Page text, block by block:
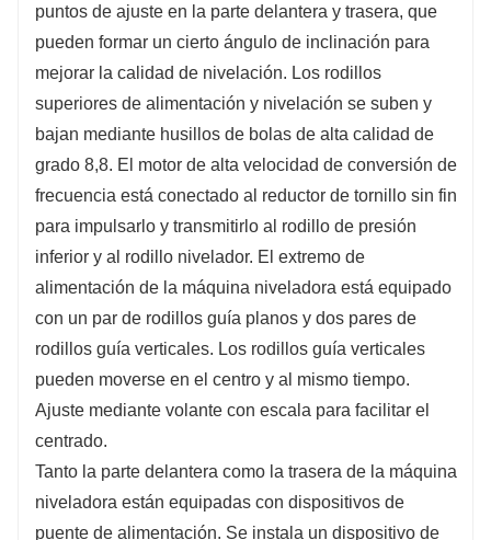
puntos de ajuste en la parte delantera y trasera, que
pueden formar un cierto ángulo de inclinación para
mejorar la calidad de nivelación. Los rodillos
superiores de alimentación y nivelación se suben y
bajan mediante husillos de bolas de alta calidad de
grado 8,8. El motor de alta velocidad de conversión de
frecuencia está conectado al reductor de tornillo sin fin
para impulsarlo y transmitirlo al rodillo de presión
inferior y al rodillo nivelador. El extremo de
alimentación de la máquina niveladora está equipado
con un par de rodillos guía planos y dos pares de
rodillos guía verticales. Los rodillos guía verticales
pueden moverse en el centro y al mismo tiempo.
Ajuste mediante volante con escala para facilitar el
centrado.
Tanto la parte delantera como la trasera de la máquina
niveladora están equipadas con dispositivos de
puente de alimentación. Se instala un dispositivo de